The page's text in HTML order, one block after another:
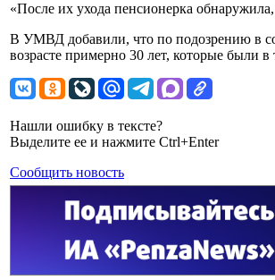
«После их ухода пенсионерка
В УМВД добавили, что по подозрению в
возрасте примерно 30 лет, которые были
Нашли ошибку в тексте?
Выделите ее и нажмите Ctrl+Enter
Сообщить новость